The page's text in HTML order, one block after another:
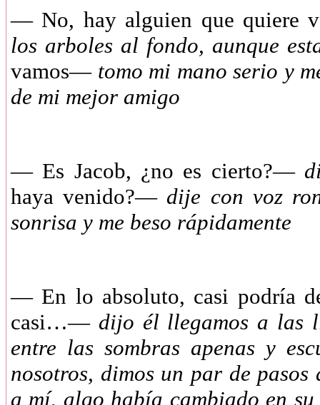
— No, hay alguien que
los arboles al fondo, aunque
vamos— tomo mi mano serio y
de mi mejor amigo
— Es Jacob, ¿no es cierto?—
haya venido?— dije con voz
sonrisa y me beso rápidamente
— En lo absoluto, casi podría
casi…— dijo él llegamos a las
entre las sombras apenas y
nosotros, dimos un par de pasos
a mí, algo había cambiado en